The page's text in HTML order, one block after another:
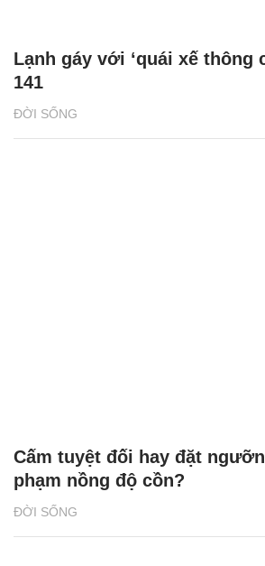
ĐỜI SỐNG
Lạnh gáy với ‘quái xế thông
141
ĐỜI SỐNG
Cấm tuyệt đối hay đặt
phạm nồng độ cồn?